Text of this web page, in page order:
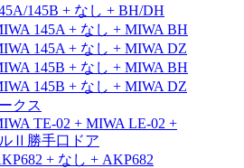
145B + なし + BH/DH
145A + なし + MIWA BH
145A + なし + MIWA DZ
145B + なし + MIWA BH
145B + なし + MIWA DZ
クス
TE-02 + MIWA LE-02 +
Ⅱ勝手口ドア
+ なし + AKP682